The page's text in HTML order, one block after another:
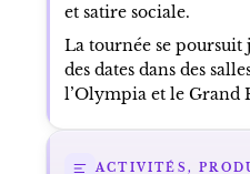
et satire sociale.
La tournée se poursuit
des dates dans des
l’Olympia et le Grand
ACTIVITÉS,